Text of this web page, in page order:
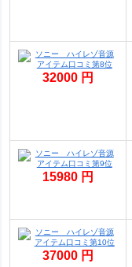
32000 円
15980 円
37000 円